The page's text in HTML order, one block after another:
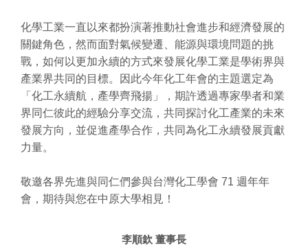
化學工業一直以來都扮演著推動社會進步和經濟發展的
關鍵角色，然而面對氣候變遷、能源與環境問題的挑
戰，如何以更加永續的方式來發展化學工業是學術界與
產業界共同的目標。因此今年化工年會的主題選定為
「化工永續航，產學齊飛揚」，期許透過專家學者和業
界同仁彼此的經驗分享交流，共同探討化工產業的未來
發展方向，並促進產學合作，共同為化工永續發展貢獻
力量。
敬邀各界先進與同仁們參與台灣化工學會 71 週年年
會，期待與您在中原大學相見！
李順欽 董事長